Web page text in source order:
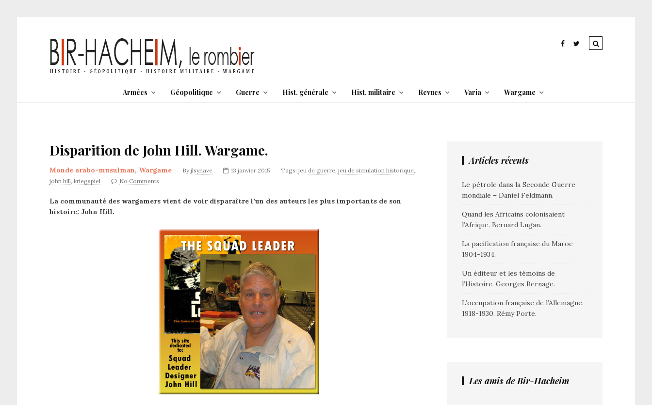
Armées Géopolitique Guerre Hist. générale Hist. militaire Revues Varia Wargame
Disparition de John Hill. Wargame.
Monde arabo-musulman, Wargame By jlsynave 13 janvier 2015 Tags: jeu de guerre, jeu de simulation historique,
john hill, kriegspiel No Comments
La communauté des wargamers vient de voir disparaître l’un des auteurs les plus importants de son
histoire: John Hill.
Articles récents
Le pétrole dans la Seconde Guerre
mondiale – Daniel Feldmann.
Quand les Africains colonisaient
l’Afrique. Bernard Lugan.
La pacification française du Maroc
1904-1934.
Un éditeur et les témoins de
l’Histoire. Georges Bernage.
L’occupation française de l’Allemagne.
1918-1930. Rémy Porte.
Les amis de Bir-Hacheim